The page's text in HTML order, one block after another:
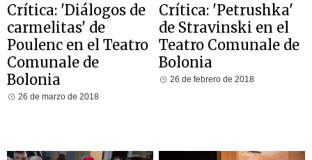
Crítica: 'Diálogos de
carmelitas' de
Poulenc en el Teatro
Comunale de
Bolonia
26 de marzo de 2018
Crítica: 'Petrushka'
de Stravinski en el
Teatro Comunale de
Bolonia
26 de febrero de 2018